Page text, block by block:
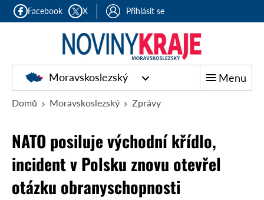
Facebook X Přihlásit se
Moravskoslezský Menu
Domů Moravskoslezský Zprávy
NATO posiluje východní křídlo,
incident v Polsku znovu otevřel
otázku obranyschopnosti